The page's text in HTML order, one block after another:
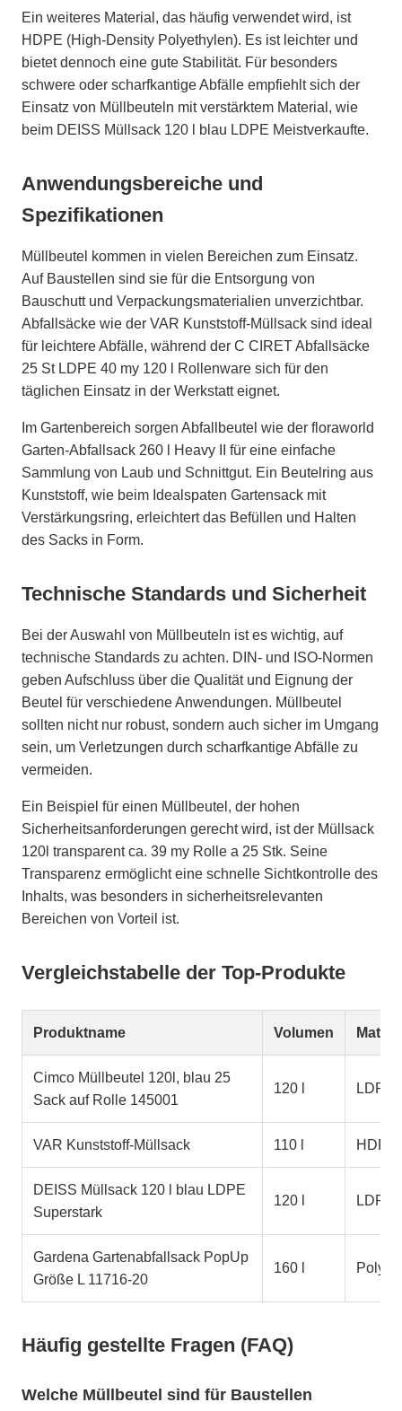
Ein weiteres Material, das häufig verwendet wird, ist
HDPE (High-Density Polyethylen). Es ist leichter und
bietet dennoch eine gute Stabilität. Für besonders
schwere oder scharfkantige Abfälle empfiehlt sich der
Einsatz von Müllbeuteln mit verstärktem Material, wie
beim DEISS Müllsack 120 l blau LDPE Meistverkaufte.
Anwendungsbereiche und
Spezifikationen
Müllbeutel kommen in vielen Bereichen zum Einsatz.
Auf Baustellen sind sie für die Entsorgung von
Bauschutt und Verpackungsmaterialien unverzichtbar.
Abfallsäcke wie der VAR Kunststoff-Müllsack sind ideal
für leichtere Abfälle, während der C CIRET Abfallsäcke
25 St LDPE 40 my 120 l Rollenware sich für den
täglichen Einsatz in der Werkstatt eignet.
Im Gartenbereich sorgen Abfallbeutel wie der floraworld
Garten-Abfallsack 260 l Heavy II für eine einfache
Sammlung von Laub und Schnittgut. Ein Beutelring aus
Kunststoff, wie beim Idealspaten Gartensack mit
Verstärkungsring, erleichtert das Befüllen und Halten
des Sacks in Form.
Technische Standards und Sicherheit
Bei der Auswahl von Müllbeuteln ist es wichtig, auf
technische Standards zu achten. DIN- und ISO-Normen
geben Aufschluss über die Qualität und Eignung der
Beutel für verschiedene Anwendungen. Müllbeutel
sollten nicht nur robust, sondern auch sicher im Umgang
sein, um Verletzungen durch scharfkantige Abfälle zu
vermeiden.
Ein Beispiel für einen Müllbeutel, der hohen
Sicherheitsanforderungen gerecht wird, ist der Müllsack
120l transparent ca. 39 my Rolle a 25 Stk. Seine
Transparenz ermöglicht eine schnelle Sichtkontrolle des
Inhalts, was besonders in sicherheitsrelevanten
Bereichen von Vorteil ist.
Vergleichstabelle der Top-Produkte
Produktname Volumen
Cimco Müllbeutel 120l, blau 25
Sack auf Rolle 145001
120 l LDPE
VAR Kunststoff-Müllsack 110 l HDPE
DEISS Müllsack 120 l blau LDPE
Superstark
120 l LDPE
Gardena Gartenabfallsack PopUp
Größe L 11716-20
160 l
Häufig gestellte Fragen (FAQ)
Welche Müllbeutel sind für Baustellen